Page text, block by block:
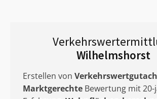
Wilhelmshorst
Erstellen von
Marktgerechte Bewertung mit